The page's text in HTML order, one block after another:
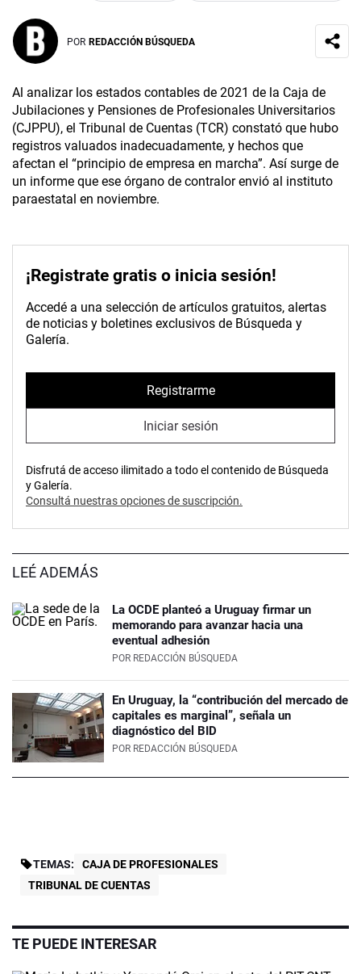
POR REDACCIÓN BÚSQUEDA
Al analizar los estados contables de 2021 de la Caja de
Jubilaciones y Pensiones de Profesionales Universitarios
(CJPPU), el Tribunal de Cuentas (TCR) constató que hubo
registros valuados inadecuadamente, y hechos que
afectan el “principio de empresa en marcha”. Así surge de
un informe que ese órgano de contralor envió al instituto
paraestatal en noviembre.
¡Registrate gratis o inicia sesión!
Accedé a una selección de artículos gratuitos, alertas
de noticias y boletines exclusivos de Búsqueda y
Galería.
Registrarme
Iniciar sesión
Disfrutá de acceso ilimitado a todo el contenido de Búsqueda
y Galería.
Consultá nuestras opciones de suscripción.
LEÉ ADEMÁS
La OCDE planteó a Uruguay firmar un
memorando para avanzar hacia una
eventual adhesión
POR REDACCIÓN BÚSQUEDA
En Uruguay, la “contribución del mercado de
capitales es marginal”, señala un
diagnóstico del BID
POR REDACCIÓN BÚSQUEDA
TEMAS:
CAJA DE PROFESIONALES
TRIBUNAL DE CUENTAS
TE PUEDE INTERESAR